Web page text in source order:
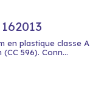
162013
en plastique classe A
(CC 596). Conn...